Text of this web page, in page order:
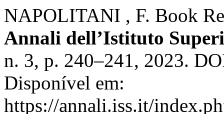
NAPOLITANI , F. Book
Annali dell’Istituto
n. 3, p. 240–241, 2023.
Disponível em:
https://annali.iss.it/